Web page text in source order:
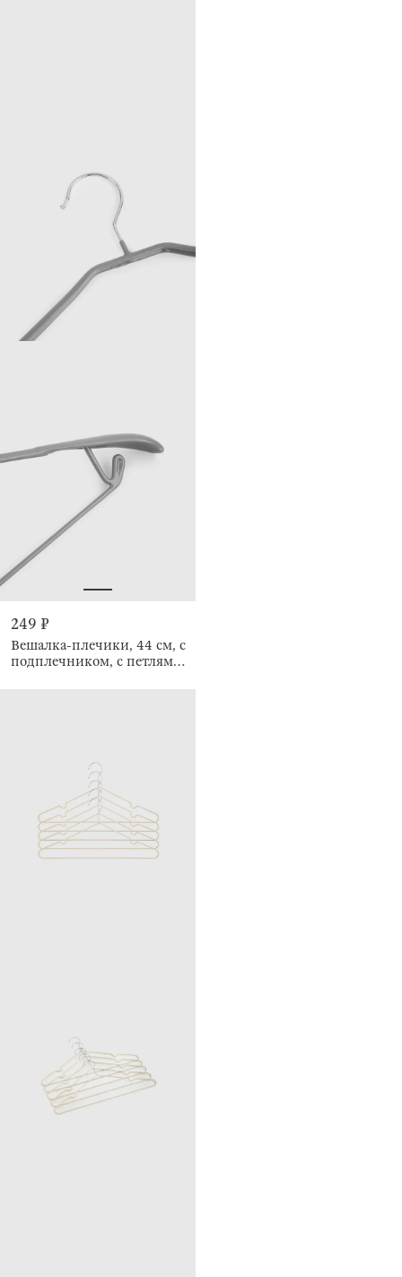
249 ₽
Вешалка-плечики, 44 см, с
подплечником, с петлями,